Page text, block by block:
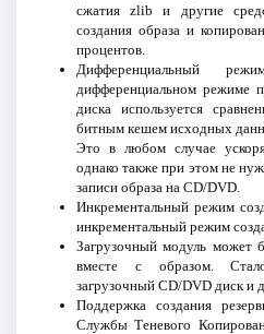
сжатия zlib и другие
создания образа и
процентов.
Дифференциальный
дифференциальном режиме
диска используется
битным кешем исходных
Это в любом случае
однако также при этом не
записи образа на CD/DVD.
Инкрементальный режим
инкрементальный режим
Загрузочный модуль может
вместе с образом.
загрузочный CD/DVD диск и
Поддержка создания
Службы Теневого